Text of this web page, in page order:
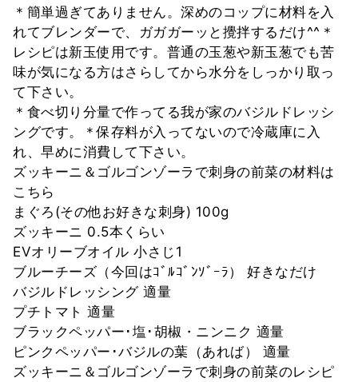
＊簡単過ぎてありません。深めのコップに材料を入
れてブレンダーで、ガガガーッと攪拌するだけ^^＊
レシピは新玉使用です。普通の玉葱や新玉葱でも苦
味が気になる方はさらしてから水分をしっかり取っ
て下さい。
＊食べ切り分量で作ってる我が家のバジルドレッシ
ングです。＊保存料が入ってないので冷蔵庫に入
れ、早めに消費して下さい。
ズッキーニ＆ゴルゴンゾーラで刺身の前菜の材料は
こちら
まぐろ(その他お好きな刺身) 100g
ズッキーニ 0.5本くらい
EVオリーブオイル 小さじ1
ブルーチーズ（今回はｺﾞﾙｺﾞﾝｿﾞｰﾗ） 好きなだけ
バジルドレッシング 適量
プチトマト 適量
ブラックペッパー･塩･胡椒・ニンニク 適量
ピンクペッパー･バジルの葉（あれば） 適量
ズッキーニ＆ゴルゴンゾーラで刺身の前菜のレシピ